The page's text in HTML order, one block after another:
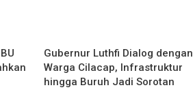
Gubernur Luthfi Dialog dengan
Warga Cilacap, Infrastruktur
hingga Buruh Jadi Sorotan